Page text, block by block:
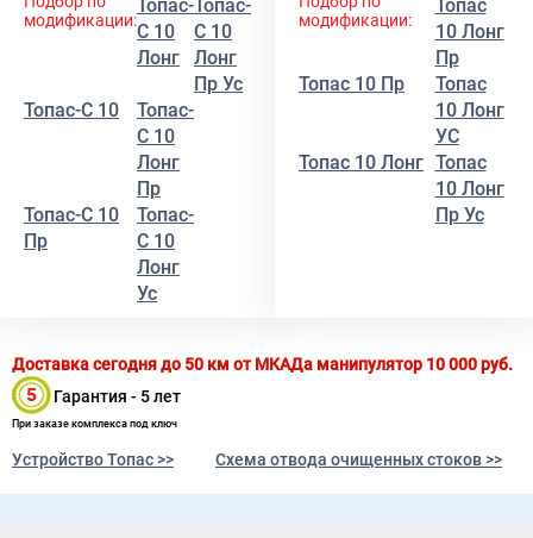
модификации:
Топас-С 10
Топас-С 10
Пр
Топас-
С 10
Лонг
Топас-
С 10
Лонг
Пр
Топас-
С 10
Лонг
Ус
Топас-
С 10
Лонг
Пр Ус
модификации:
Топас 10 Пр
Топас 10 Лонг
Топас
10 Лонг
Пр
Топас
10 Лонг
УС
Топас
10 Лонг
Пр Ус
Доставка сегодня до 50 км от МКАДа манипулятор 10 000руб.
Гарантия - 5 лет
При заказе комплекса под ключ
Устройство Топас >> Схема отвода очищенных стоков >>